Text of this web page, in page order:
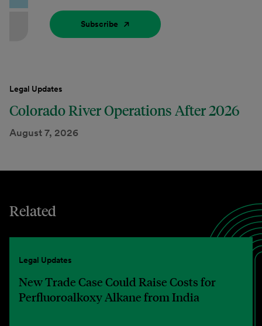
Subscribe
Legal Updates
Colorado River Operations After 2026
August 7, 2026
Related
Legal Updates
New Trade Case Could Raise Costs for
Perfluoroalkoxy Alkane from India